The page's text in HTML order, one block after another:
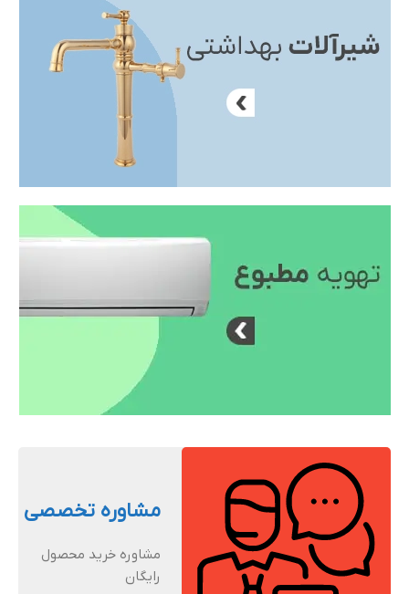
مشاوره تخصصی
مشاوره خرید محصول
رایگان